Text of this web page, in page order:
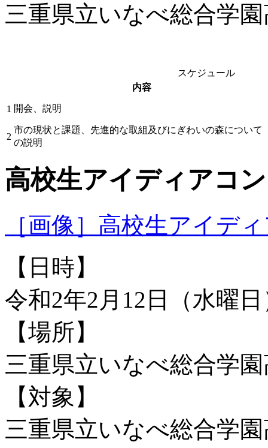
三重県立いなべ総合学
スケジュール
内容
1 開会、説明
2
市の現状と課題、先進的な取組及びにぎわいの森について
の説明
高校生アイディアコ
［画像］高校生アイデ
【日時】
令和2年2月12日（水曜
【場所】
三重県立いなべ総合学
【対象】
三重県立いなべ総合学